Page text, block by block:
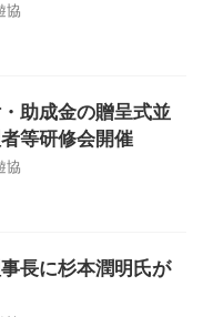
協
助成金の贈呈式並
等研修会開催
協
長に杉本潤明氏が